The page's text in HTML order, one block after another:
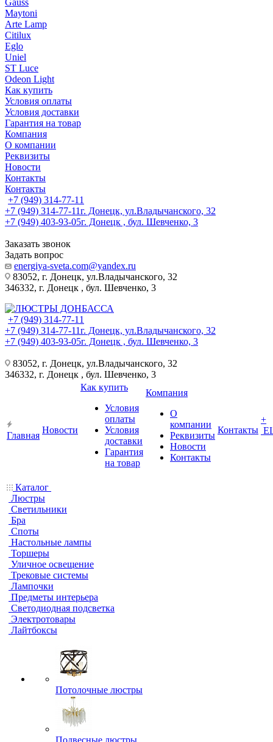
Gauss
Maytoni
Arte Lamp
Citilux
Eglo
Uniel
ST Luce
Odeon Light
Как купить
Условия оплаты
Условия доставки
Гарантия на товар
Компания
О компании
Реквизиты
Новости
Контакты
Контакты
+7 (949) 314-77-11
+7 (949) 314-77-11г. Донецк, ул.Владычанского, 32
+7 (949) 403-93-05г. Донецк , бул. Шевченко, 3
Заказать звонок
Задать вопрос
energiya-sveta.com@yandex.ru
83052, г. Донецк, ул.Владычанского, 32
346332, г. Донецк , бул. Шевченко, 3
+7 (949) 314-77-11
+7 (949) 314-77-11г. Донецк, ул.Владычанского, 32
+7 (949) 403-93-05г. Донецк , бул. Шевченко, 3
83052, г. Донецк, ул.Владычанского, 32
346332, г. Донецк , бул. Шевченко, 3
Главная
Новости
Как купить
Условия
оплаты
Условия
доставки
Гарантия
на товар
Компания
О
компании
Реквизиты
Новости
Контакты
Контакты
+
Каталог
Люстры
Светильники
Бра
Споты
Настольные лампы
Торшеры
Уличное освещение
Трековые системы
Лампочки
Предметы интерьера
Светодиодная подсветка
Электротовары
Лайтбоксы
Потолочные люстры
Подвесные люстры